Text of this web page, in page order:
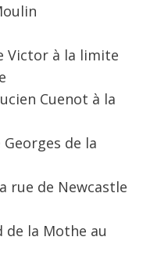
Victor à la limite
Cuenot à la
Georges de la
rue de Newcastle
de la Mothe au